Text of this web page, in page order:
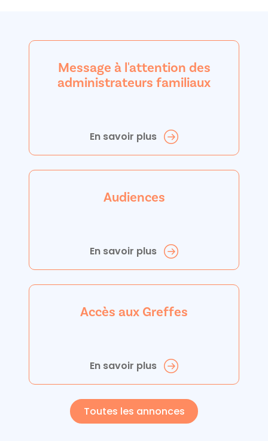
Message à l'attention des
administrateurs familiaux
En savoir plus
Audiences
En savoir plus
Accès aux Greffes
En savoir plus
Toutes les annonces